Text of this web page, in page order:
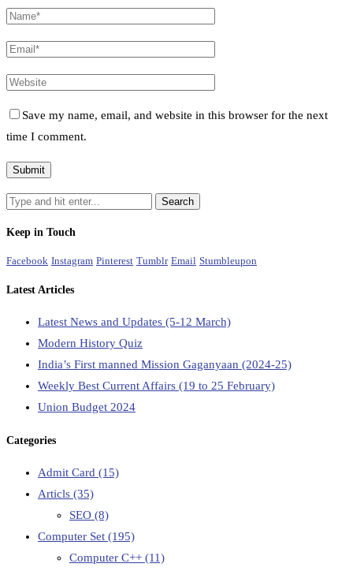
Save my name, email, and website in this browser for the next
time I comment.
Keep in Touch
Facebook Instagram Pinterest Tumblr Email Stumbleupon
Latest Articles
Latest News and Updates (5-12 March)
Modern History Quiz
India’s First manned Mission Gaganyaan (2024-25)
Weekly Best Current Affairs (19 to 25 February)
Union Budget 2024
Categories
Admit Card (15)
Articls (35)
SEO (8)
Computer Set (195)
Computer C++ (11)